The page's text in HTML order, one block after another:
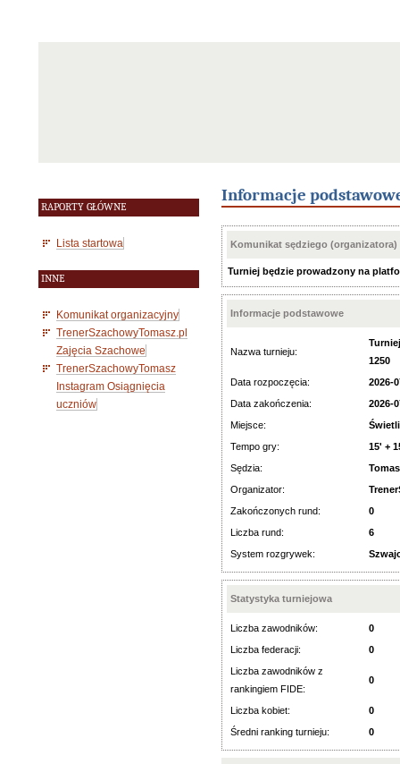
RAPORTY GŁÓWNE
Lista startowa
INNE
Komunikat organizacyjny
TrenerSzachowyTomasz.pl
Zajęcia Szachowe
TrenerSzachowyTomasz
Instagram Osiągnięcia
uczniów
Informacje
Komunikat sędziego (organizatora)
Turniej będzie prowadzony na
Informacje podstawowe
Nazwa turnieju:
1250
Data rozpoczęcia:
2026-
Data zakończenia:
2026-
Miejsce:
Tempo gry:
15' +
Sędzia:
Organizator:
Zakończonych rund:
0
Liczba rund:
6
System rozgrywek:
Statystyka turniejowa
Liczba zawodników:
0
Liczba federacji:
0
Liczba zawodników z
rankingiem FIDE:
0
Liczba kobiet:
0
Średni ranking turnieju:
0